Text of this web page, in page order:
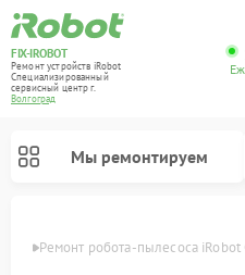
FIX-IROBOT
Ремонт устройств iRobot
Специализированный
cервисный центр г.
Волгоград
Мы ремонтируем
Ремонт робота-пылесоса iRobot